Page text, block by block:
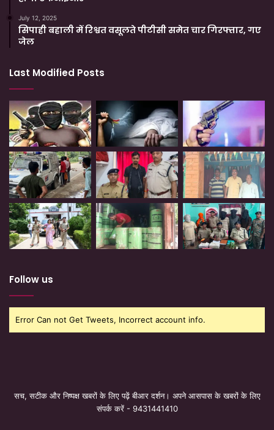
July 12, 2025
सिपाही बहाली में रिश्वत वसूलते पीटीसी समेत चार गिरफ्तार, गए
जेल
Last Modified Posts
Follow us
Error Can not Get Tweets, Incorrect account info.
सच, सटीक और निष्पक्ष खबरों के लिए पढ़ें बीआर दर्शन। अपने आसपास के खबरों के लिए
संपर्क करें - 9431441410